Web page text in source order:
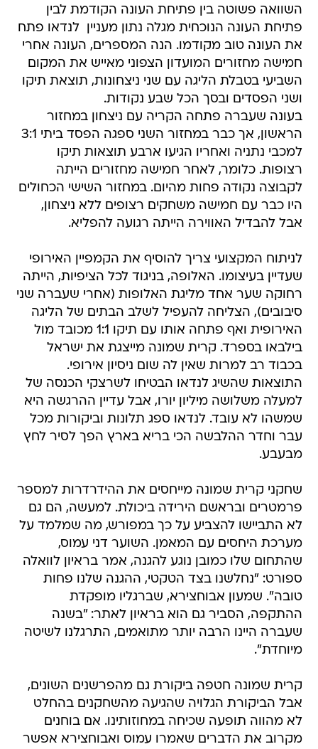
השוואה פשוטה בין פתיחת העונה הקודמת לבין
פתיחת העונה הנוכחית מגלה נתון מעניין  לנדאו פתח
את העונה טוב מקודמו. הנה המספרים, העונה אחרי
חמישה מחזורים המועדון הצפוני מאייש את המקום
השביעי בטבלת הליגה עם שני ניצחונות, תוצאת תיקו
ושני הפסדים ובסך הכל שבע נקודות.
בעונה שעברה פתחה הקריה עם ניצחון במחזור
הראשון, אך כבר במחזור השני ספגה הפסד ביתי 3:1
למכבי נתניה ואחריו הגיעו ארבע תוצאות תיקו
רצופות. כלומר, לאחר חמישה מחזורים הייתה
לקבוצה נקודה פחות מהיום. במחזור השישי הכחולים
היו כבר עם חמישה משחקים רצופים ללא ניצחון,
אבל להבדיל האווירה הייתה רגועה להפליא.
לניתוח המקצועי צריך להוסיף את הקמפיין האירופי
שעדיין בעיצומו. האלופה, בניגוד לכל הציפיות, הייתה
רחוקה שער אחד מליגת האלופות (אחרי שעברה שני
סיבובים), הצליחה להעפיל לשלב הבתים של הליגה
האירופית ואף פתחה אותו עם תיקו 1:1 מכובד מול
בילבאו בספרד. קרית שמונה מייצגת את ישראל
בכבוד רב למרות שאין לה שום ניסיון אירופי.
התוצאות שהשיג לנדאו הבטיחו לשרצקי הכנסה של
למעלה משלושה מיליון יורו, אבל עדיין ההרגשה היא
שמשהו לא עובד. לנדאו ספג תלונות וביקורות מכל
עבר וחדר ההלבשה הכי בריא בארץ הפך לסיר לחץ
מבעבע.
שחקני קרית שמונה מייחסים את ההידרדרות למספר
פרמטרים ובראשם הירידה ביכולת. למעשה, הם גם
לא התביישו להצביע על כך במפורש, מה שמלמד על
מערכת היחסים עם המאמן. השוער דני עמוס,
שהתחום שלו כמובן נוגע להגנה, אמר בראיון לוואלה
ספורט: "נחלשנו בצד הטקטי, ההגנה שלנו פחות
טובה". שמעון אבוחצירא, שברגליו מופקדת
ההתקפה, הסביר גם הוא בראיון לאתר: "בשנה
שעברה היינו הרבה יותר מתואמים, התרגלנו לשיטה
מיוחדת".
קרית שמונה חטפה ביקורת גם מהפרשנים השונים,
אבל הביקורת הגלויה שהגיעה מהשחקנים בהחלט
לא מהווה תופעה שכיחה במחוזותינו. אם בוחנים
מקרוב את הדברים שאמרו עמוס ואבוחצירא אפשר